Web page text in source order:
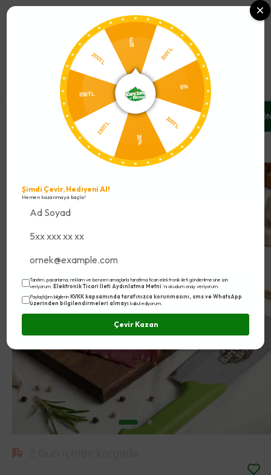
0
%10 İNDİRİMLE YAKALA ÜCRETSİZ SOĞUK ZİNCİR
Dana Füme Et
200TL
100TL
150TL
200TL
Şimdi Çevir, Hediyeni Al!
Hemen kazanmaya başla!
Tanıtım, pazarlama, reklam ve benzeri amaçlarla tarafıma ticari elektronik ileti gönderilmesine izin
veriyorum. Elektronik Ticari İleti Aydınlatma Metni 'ni okudum onay veriyorum.
Paylaştığım bilgilerin KVKK kapsamında tarafınızca korunmasını, sms ve WhatsApp
üzerinden bilgilendirmeleri almayı kabul ediyorum.
Çevir Kazan